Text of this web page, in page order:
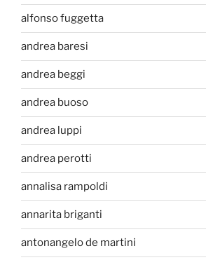
alfonso fuggetta
andrea baresi
andrea beggi
andrea buoso
andrea luppi
andrea perotti
annalisa rampoldi
annarita briganti
antonangelo de martini